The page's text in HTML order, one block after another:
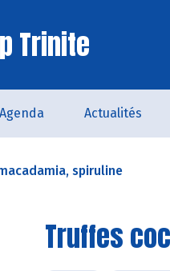
Trinite
Agenda Actualités
spiruline
Truffes